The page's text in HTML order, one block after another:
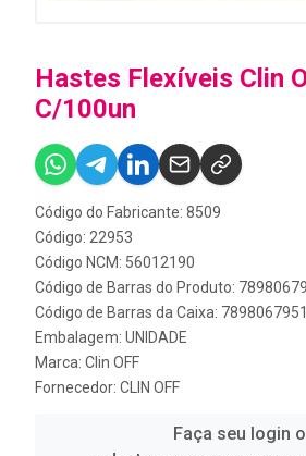
Hastes Flexíveis Clin
C/100un
Código do Fabricante: 8509
Código: 22953
Código NCM: 56012190
Código de Barras do Produto:
Código de Barras da Caixa:
Embalagem: UNIDADE
Marca: Clin OFF
Fornecedor: CLIN OFF
Faça seu login